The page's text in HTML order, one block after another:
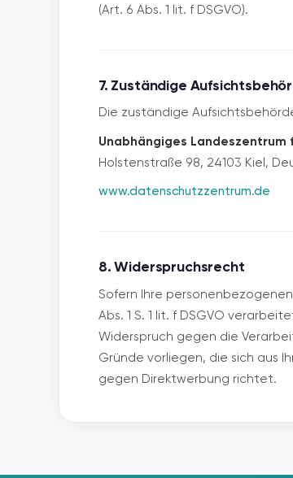
(Art. 6 Abs. 1 lit. f DSGVO).
7. Zuständige
Die zuständige
Unabhängiges Landeszentrum
Holstenstraße 98, 24103 Kiel,
www.datenschutzzentrum.de
8. Widerspruchsrecht
Sofern Ihre
Abs. 1 S. 1 lit. f DSGVO
Widerspruch gegen die
Gründe vorliegen, die sich aus
gegen Direktwerbung richtet.